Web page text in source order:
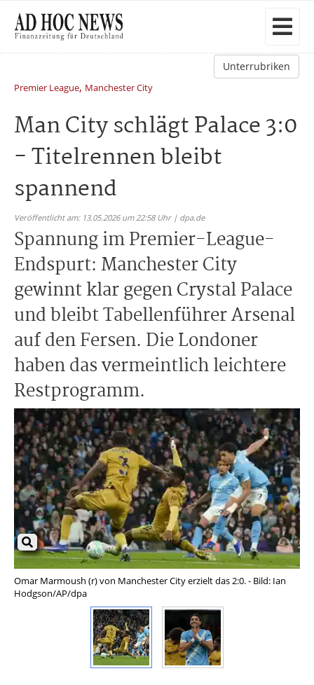
Unterrubriken
Premier League, Manchester City
Man City schlägt Palace 3:0
- Titelrennen bleibt
spannend
Veröffentlicht am: 13.05.2026 um 22:58 Uhr | dpa.de
Spannung im Premier-League-
Endspurt: Manchester City
gewinnt klar gegen Crystal Palace
und bleibt Tabellenführer Arsenal
auf den Fersen. Die Londoner
haben das vermeintlich leichtere
Restprogramm.
Omar Marmoush (r) von Manchester City erzielt das 2:0. - Bild: Ian
Hodgson/AP/dpa